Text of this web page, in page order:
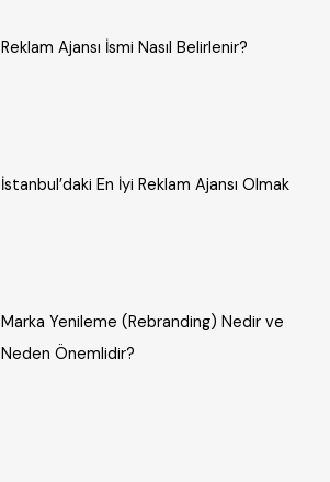
Reklam Ajansı İsmi Nasıl Belirlenir?
İstanbul’daki En İyi Reklam Ajansı Olmak
Marka Yenileme (Rebranding) Nedir ve
Neden Önemlidir?